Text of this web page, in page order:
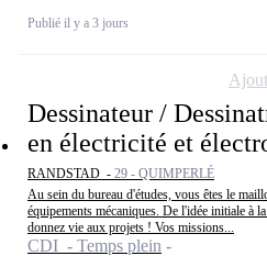
Publié il y a 3 jours
Dessinateur /
en électricité et
RANDSTAD - 29 - QUIMPERLÉ
Au sein du bureau d'études, vous êtes le
équipements mécaniques. De l'idée initiale à
donnez vie aux projets ! Vos missions...
CDI - Temps plein